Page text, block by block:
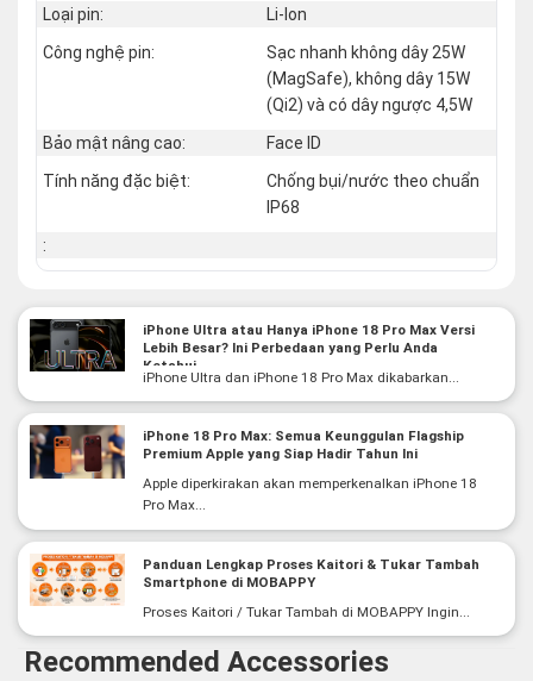
Loại pin:
Li-Ion
Công nghệ pin:
Sạc nhanh không dây 25W
(MagSafe), không dây 15W
(Qi2) và có dây ngược 4,5W
Bảo mật nâng cao:
Face ID
Tính năng đặc biệt:
Chống bụi/nước theo chuẩn
IP68
:
iPhone Ultra atau Hanya iPhone 18 Pro Max Versi
Lebih Besar? Ini Perbedaan yang Perlu Anda
Ketahui
iPhone Ultra dan iPhone 18 Pro Max dikabarkan...
iPhone 18 Pro Max: Semua Keunggulan Flagship
Premium Apple yang Siap Hadir Tahun Ini
Apple diperkirakan akan memperkenalkan iPhone 18
Pro Max...
Panduan Lengkap Proses Kaitori & Tukar Tambah
Smartphone di MOBAPPY
Proses Kaitori / Tukar Tambah di MOBAPPY Ingin...
Recommended Accessories